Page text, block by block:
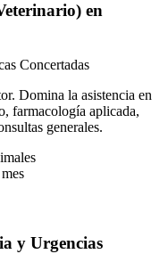
en
Concertadas
Domina la asistencia en
farmacología aplicada,
generales.
y Urgencias